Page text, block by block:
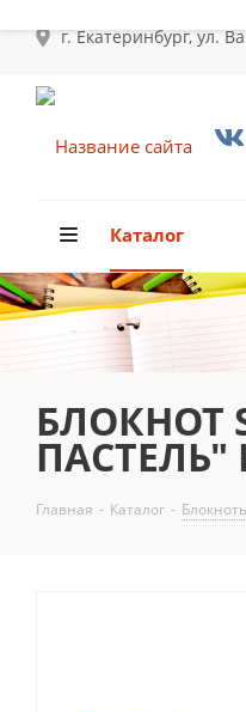
г. Екатеринбург, ул.
Каталог
БЛОКНОТ
ПАСТЕЛЬ"
Главная - Каталог -